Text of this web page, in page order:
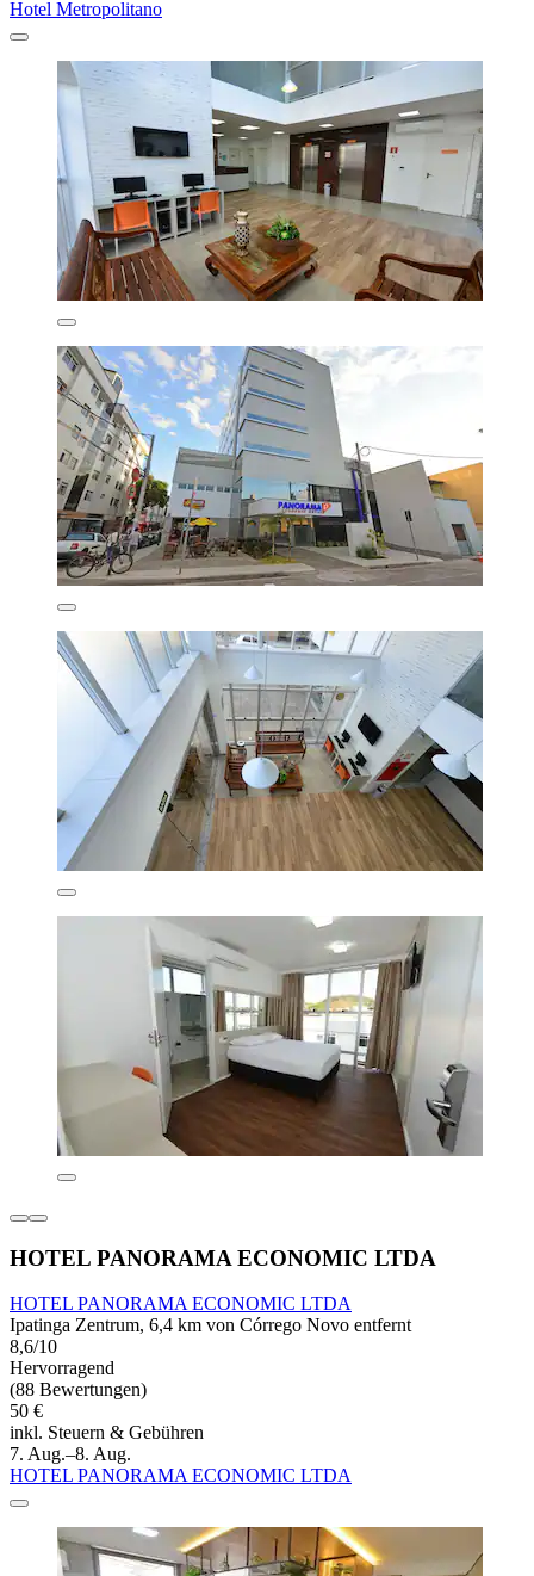
Hotel Metropolitano
HOTEL PANORAMA ECONOMIC LTDA
HOTEL PANORAMA ECONOMIC LTDA
Ipatinga Zentrum, 6,4 km von Córrego Novo entfernt
8,6/10
Hervorragend
(88 Bewertungen)
50 €
inkl. Steuern & Gebühren
7. Aug.–8. Aug.
HOTEL PANORAMA ECONOMIC LTDA